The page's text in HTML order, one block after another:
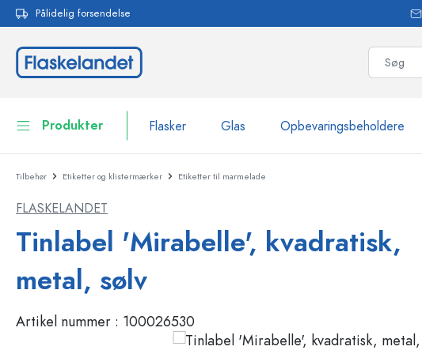
Gå til hovednavigation
Pålidelig forsendelse
Produkter Flasker Glas Opbevaringsbeholdere
Flasker
Opbevaringsbeholdere
Bordservice
Beholdere til kosmetik
Vis alle Flasker
Flasker efter mærke
WECK-flasker
Flasker med patentprop
Tilbehør Etiketter og klistermærker Etiketter til marmelade
FLASKELANDET
Tinlabel 'Mirabelle', kvadratisk,
metal, sølv
Artikel nummer : 100026530